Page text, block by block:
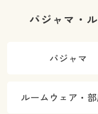
パジャマ・
パジャマ
ルームウェア・